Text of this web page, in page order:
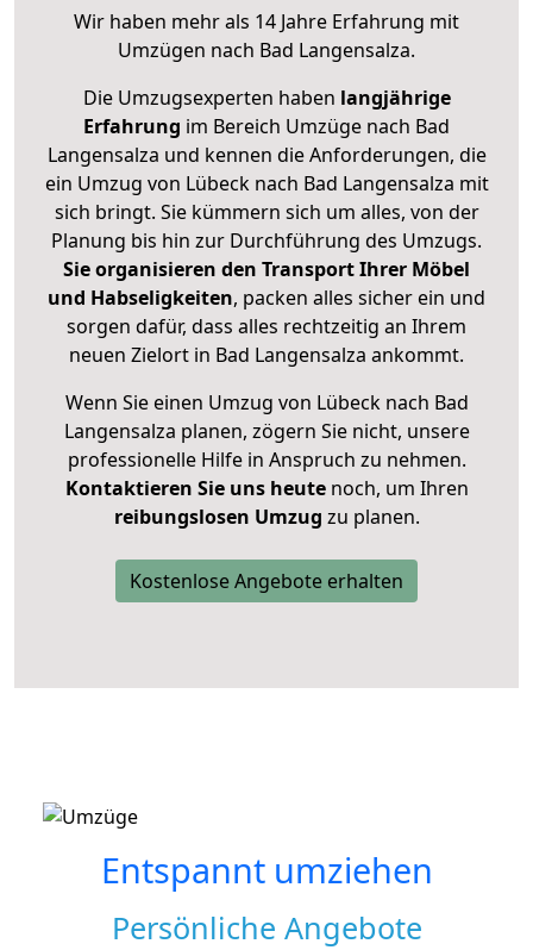
Wir haben mehr als 14 Jahre Erfahrung mit
Umzügen nach Bad Langensalza.
Die Umzugsexperten haben langjährige
Erfahrung im Bereich Umzüge nach Bad
Langensalza und kennen die Anforderungen, die
ein Umzug von Lübeck nach Bad Langensalza mit
sich bringt. Sie kümmern sich um alles, von der
Planung bis hin zur Durchführung des Umzugs.
Sie organisieren den Transport Ihrer Möbel
und Habseligkeiten, packen alles sicher ein und
sorgen dafür, dass alles rechtzeitig an Ihrem
neuen Zielort in Bad Langensalza ankommt.
Wenn Sie einen Umzug von Lübeck nach Bad
Langensalza planen, zögern Sie nicht, unsere
professionelle Hilfe in Anspruch zu nehmen.
Kontaktieren Sie uns heutenoch, um Ihren
reibungslosen Umzug zu planen.
Kostenlose Angebote erhalten
Entspannt umziehen
Persönliche Angebote